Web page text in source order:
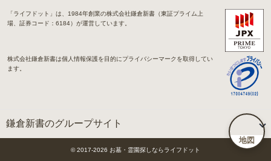
地図
「ライフドット」は、1984年創業の株式会社鎌倉新書（東証プライム上
場、証券コード：6184）が運営しています。
株式会社鎌倉新書は個人情報保護を目的にプライバシーマークを取得してい
ます。
鎌倉新書のグループサイト
「Life.（ライフドット）」関連サイト
© 2017-2026 お墓・霊園探しならライフドット